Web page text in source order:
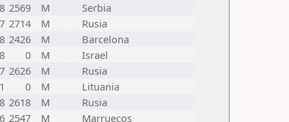
2569 M
Serbia
2714 M
Rusia
2426 M
Barcelona
0 M
Israel
2626 M
Rusia
0 M
Lituania
2618 M
Rusia
2547 M
Marruecos